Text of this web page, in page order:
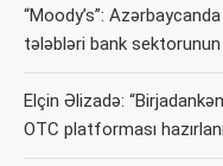
“Moody’s”:
tələbləri bank sektorunun
Elçin Əlizadə:
OTC platforması